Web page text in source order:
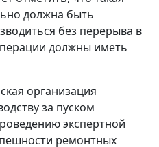
должна быть
без перерыва в
должны иметь
организация
за пуском
экспертной
ремонтных